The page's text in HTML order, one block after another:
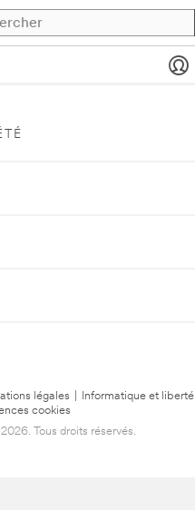
légales Informatique et liberté
cookies
Tous droits réservés.